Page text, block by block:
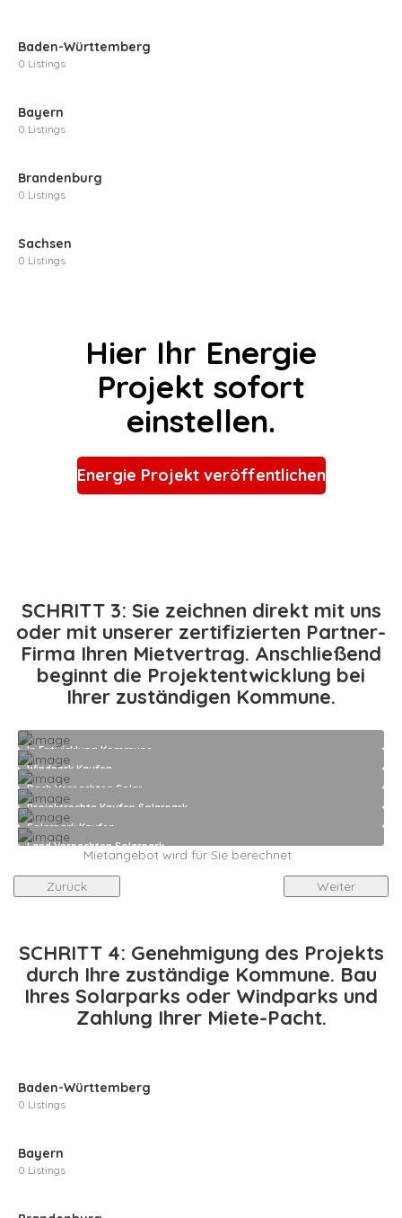
Baden-Württemberg
0 Listings
Bayern
0 Listings
Brandenburg
0 Listings
Sachsen
0 Listings
Hier Ihr Energie
Projekt sofort
einstellen.
Energie Projekt veröffentlichen
SCHRITT 3: Sie zeichnen direkt mit uns
oder mit unserer zertifizierten Partner-
Firma Ihren Mietvertrag. Anschließend
beginnt die Projektentwicklung bei
Ihrer zuständigen Kommune.
In Entwicklung Kommune
Windpark Kaufen
Dach Verpachten Solar
Projektrechte Kaufen Solarpark
Solarpark Kaufen
Land Verpachten Solarpark
Mietangebot wird für Sie berechnet
Zurück
Weiter
SCHRITT 4: Genehmigung des Projekts
durch Ihre zuständige Kommune. Bau
Ihres Solarparks oder Windparks und
Zahlung Ihrer Miete-Pacht.
Baden-Württemberg
0 Listings
Bayern
0 Listings